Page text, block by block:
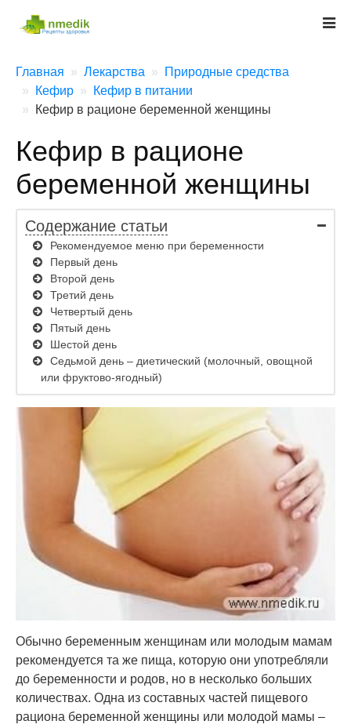
Главная Лекарства
Природные средства
Кефир
Кефир в питании
Кефир в рационе беременной женщины
Кефир в рационе
беременной женщины
Содержание статьи
Рекомендуемое меню при беременности
Первый день
Второй день
Третий день
Четвертый день
Пятый день
Шестой день
Седьмой день – диетический (молочный, овощной
или фруктово-ягодный)
Обычно беременным женщинам или молодым мамам
рекомендуется та же пища, которую они употребляли
до беременности и родов, но в несколько больших
количествах. Одна из составных частей пищевого
рациона беременной женщины или молодой мамы –